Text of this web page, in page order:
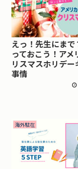
えっ！先生にまで
っておこう！アメ
リスマスホリデー
事情
海外駐在